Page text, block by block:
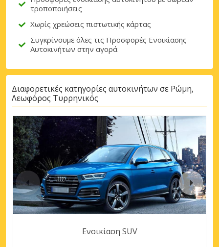
τροποποιήσεις
Χωρίς χρεώσεις πιστωτικής κάρτας
Συγκρίνουμε όλες τις Προσφορές Ενοικίασης
Αυτοκινήτων στην αγορά
Διαφορετικές κατηγορίες αυτοκινήτων σε Ρώμη,
Λεωφόρος Τυρρηνικός
Ενοικίαση SUV